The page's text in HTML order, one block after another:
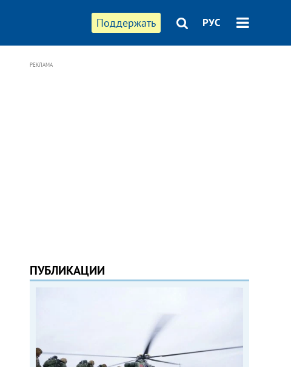
Поддержать РУС
РЕКЛАМА
ПУБЛИКАЦИИ